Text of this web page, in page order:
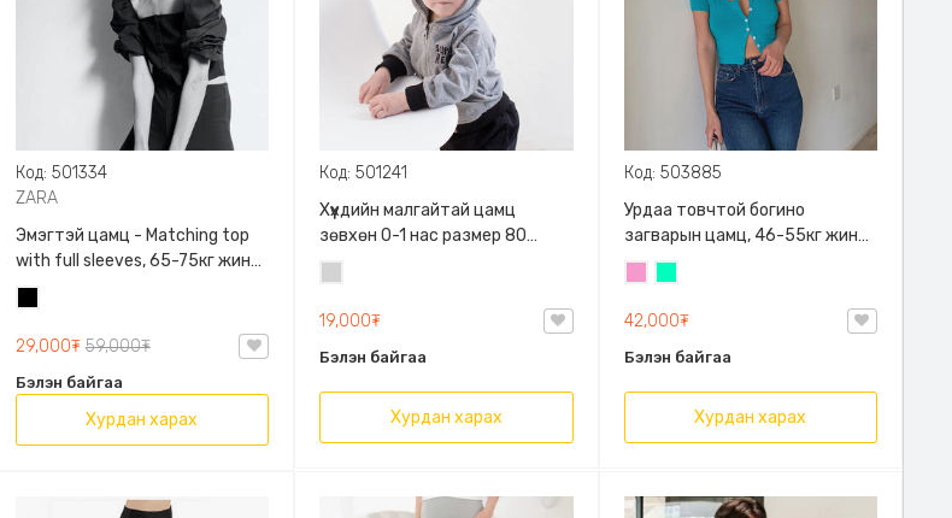
Код: 501334
ZARA
Эмэгтэй цамц - Matching top
with full sleeves, 65-75кг жинд
таарна, ZARA, 0962/642/800,
Задгай энгэртэй, Урт
ханцуйтай, Богино
29,000₮ 59,000₮
Бэлэн байгаа
Хурдан харах
Код: 501241
Хүүхдийн малгайтай цамц
зөвхөн 0-1 нас размер 80
сонголттой
19,000₮
Бэлэн байгаа
Хурдан харах
Код: 503885
Урдаа товчтой богино
загварын цамц, 46-55кг жинд
таарна
42,000₮
Бэлэн байгаа
Хурдан харах